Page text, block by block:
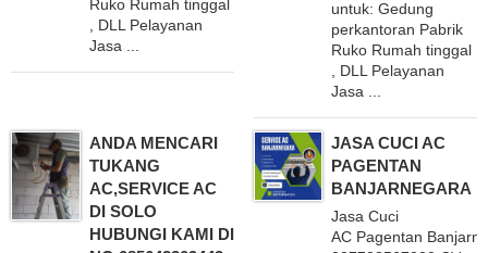
Ruko Rumah tinggal
, DLL Pelayanan
Jasa ...
untuk: Gedung
perkantoran Pabrik
Ruko Rumah tinggal
, DLL Pelayanan
Jasa ...
ANDA MENCARI
TUKANG
AC,SERVICE AC
DI SOLO
HUBUNGI KAMI DI
JASA CUCI AC
PAGENTAN
BANJARNEGARA
Jasa Cuci
AC Pagentan